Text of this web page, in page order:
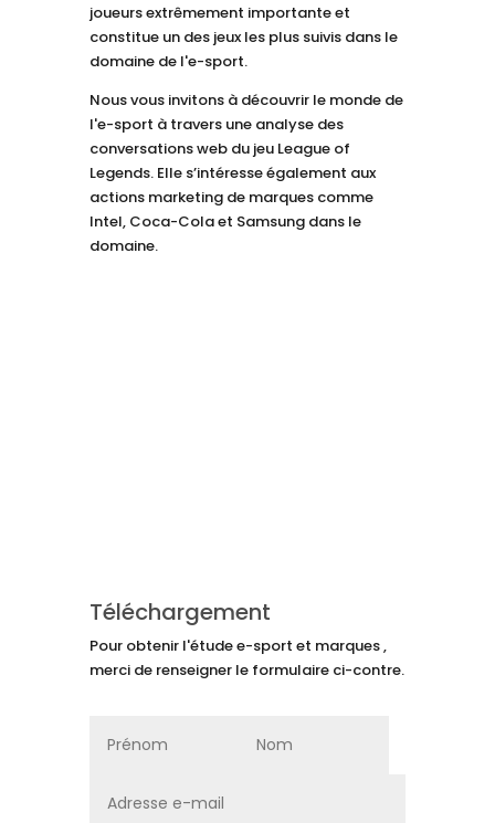
joueurs extrêmement importante et
constitue un des jeux les plus suivis dans le
domaine de l'e-sport.
Nous vous invitons à découvrir le monde de
l'e-sport à travers une analyse des
conversations web du jeu League of
Legends. Elle s’intéresse également aux
actions marketing de marques comme
Intel, Coca-Cola et Samsung dans le
domaine.
Téléchargement
Pour obtenir l'étude e-sport et marques ,
merci de renseigner le formulaire ci-contre.